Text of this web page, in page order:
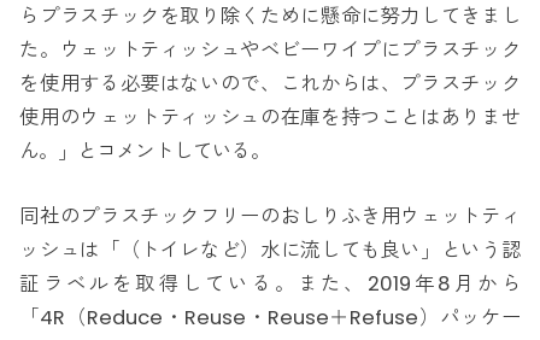
らプラスチックを取り除くために懸命に努力してきまし
た。ウェットティッシュやベビーワイプにプラスチック
を使用する必要はないので、これからは、プラスチック
使用のウェットティッシュの在庫を持つことはありませ
ん。」とコメントしている。
同社のプラスチックフリーのおしりふき用ウェットティ
ッシュは「（トイレなど）水に流しても良い」という認
証ラベルを取得している。また、2019年8月から
「4R（Reduce・Reuse・Reuse＋Refuse）パッケー